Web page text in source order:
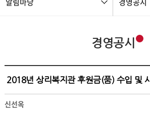
경영공시
2018년 상리복지관 후원금(품) 수입 및
신선옥